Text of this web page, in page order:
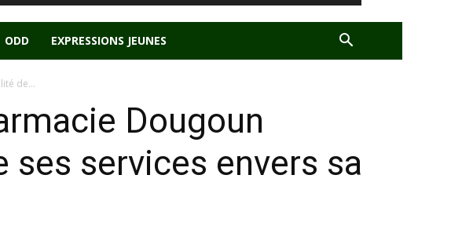
ODD EXPRESSIONS JEUNES
de...
Dougoun
services envers sa